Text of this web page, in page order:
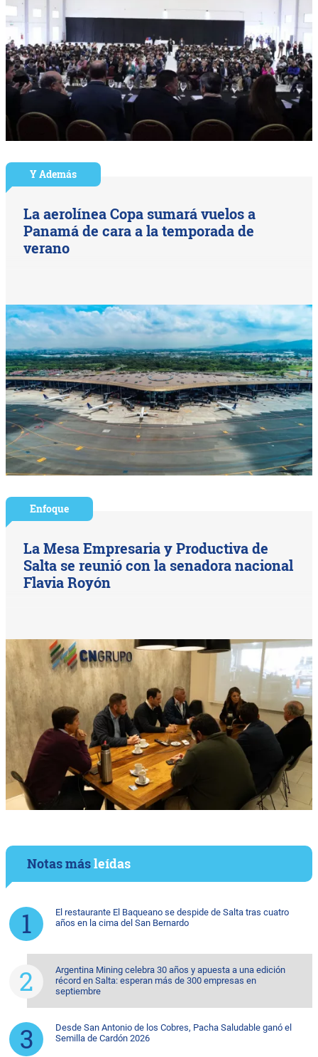
Y Además
La aerolínea Copa sumará vuelos a
Panamá de cara a la temporada de
verano
Enfoque
La Mesa Empresaria y Productiva de
Salta se reunió con la senadora nacional
Flavia Royón
Notas másleídas
El restaurante El Baqueano se despide de Salta tras cuatro
años en la cima del San Bernardo
Argentina Mining celebra 30 años y apuesta a una edición
récord en Salta: esperan más de 300 empresas en
septiembre
Desde San Antonio de los Cobres, Pacha Saludable ganó el
Semilla de Cardón 2026